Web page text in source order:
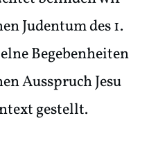
Judentum des 1.
Begebenheiten
Ausspruch Jesu
gestellt.